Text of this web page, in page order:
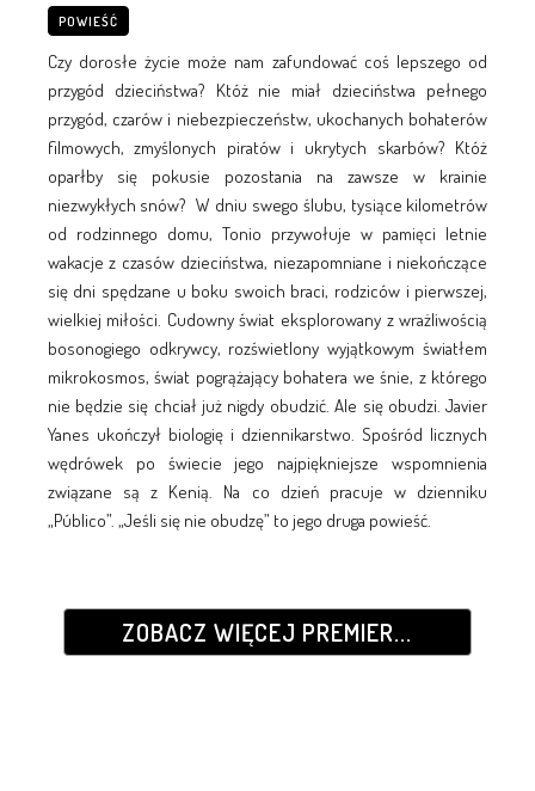
POWIEŚĆ
Czy dorosłe życie może nam zafundować coś lepszego od
przygód dzieciństwa? Któż nie miał dzieciństwa pełnego
przygód, czarów i niebezpieczeństw, ukochanych bohaterów
filmowych, zmyślonych piratów i ukrytych skarbów? Któż
oparłby się pokusie pozostania na zawsze w krainie
niezwykłych snów? W dniu swego ślubu, tysiące kilometrów
od rodzinnego domu, Tonio przywołuje w pamięci letnie
wakacje z czasów dzieciństwa, niezapomniane i niekończące
się dni spędzane u boku swoich braci, rodziców i pierwszej,
wielkiej miłości. Cudowny świat eksplorowany z wrażliwością
bosonogiego odkrywcy, rozświetlony wyjątkowym światłem
mikrokosmos, świat pogrążający bohatera we śnie, z którego
nie będzie się chciał już nigdy obudzić. Ale się obudzi. Javier
Yanes ukończył biologię i dziennikarstwo. Spośród licznych
wędrówek po świecie jego najpiękniejsze wspomnienia
związane są z Kenią. Na co dzień pracuje w dzienniku
„Público”. „Jeśli się nie obudzę” to jego druga powieść.
ZOBACZ WIĘCEJ PREMIER...